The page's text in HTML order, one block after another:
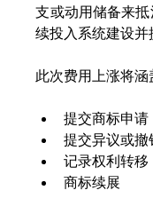
支或动用储备来
续投入系统建设并
此次费用上涨将涵
提交商标申请
提交异议或
记录权利转移
商标续展